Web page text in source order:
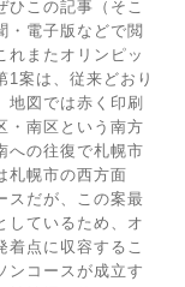
ひこの記事（そこ
・電子版などで閲
れまたオリンピッ
1案は、従来どおり
地図では赤く印刷
・南区という南方
への往復で札幌市
札幌市の西方面
スだが、この案最
しているため、オ
着点に収容するこ
ンコースが成立す